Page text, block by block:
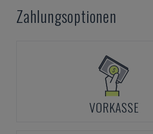
Zahlungsoptionen
VORKASSE